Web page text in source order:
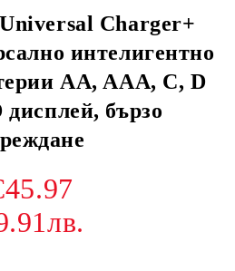
Charger+
интелигентно
AA, AAA, C, D
бързо